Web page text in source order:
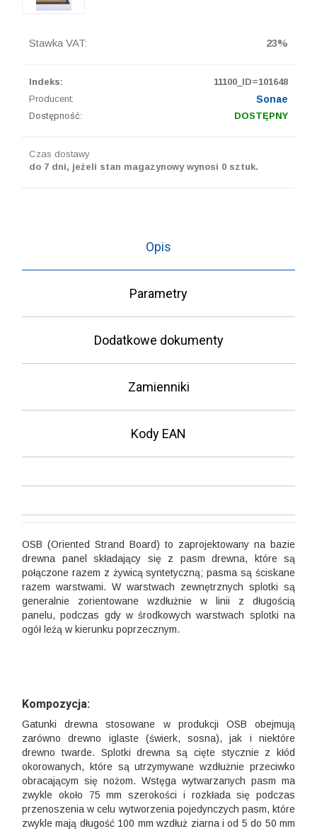
Stawka VAT: 23%
Indeks:
11100_ID=101648
Producent:
Sonae
Dostępność: DOSTĘPNY
Czas dostawy
do 7 dni, jeżeli stan magazynowy wynosi 0 sztuk.
Opis
Parametry
Dodatkowe dokumenty
Zamienniki
Kody EAN
OSB (Oriented Strand Board) to zaprojektowany na bazie
drewna panel składający się z pasm drewna, które są
połączone razem z żywicą syntetyczną; pasma są ściskane
razem warstwami. W warstwach zewnętrznych splotki są
generalnie zorientowane wzdłużnie w linii z długością
panelu, podczas gdy w środkowych warstwach splotki na
ogół leżą w kierunku poprzecznym.
Kompozycja:
Gatunki drewna stosowane w produkcji OSB obejmują
zarówno drewno iglaste (świerk, sosna), jak i niektóre
drewno twarde. Splotki drewna są cięte stycznie z kłód
okorowanych, które są utrzymywane wzdłużnie przeciwko
obracającym się nożom. Wstęga wytwarzanych pasm ma
zwykle około 75 mm szerokości i rozkłada się podczas
przenoszenia w celu wytworzenia pojedynczych pasm, które
zwykle mają długość 100 mm wzdłuż ziarna i od 5 do 50 mm